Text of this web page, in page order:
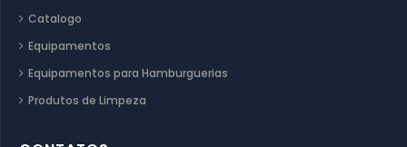
Catalogo
Equipamentos
Equipamentos para Hamburguerias
Produtos de Limpeza